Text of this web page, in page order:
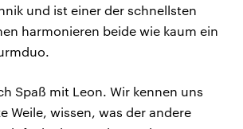
und ist einer der schnellsten
harmonieren beide wie kaum ein
Spaß mit Leon. Wir kennen uns
Weile, wissen, was der andere